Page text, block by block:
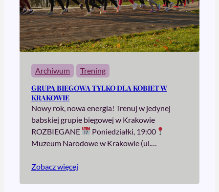
Archiwum Trening
GRUPA BIEGOWA TYLKO DLA KOBIET W
KRAKOWIE
Nowy rok, nowa energia! Trenuj w jedynej
babskiej grupie biegowej w Krakowie
ROZBIEGANE
Poniedziałki, 19:00
Muzeum Narodowe w Krakowie (ul.…
Zobacz więcej